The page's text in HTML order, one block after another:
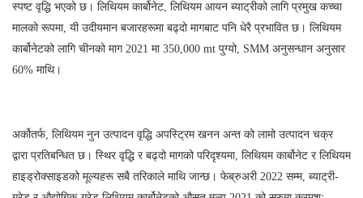
स्पष्ट वृद्धि भएको छ। लिथियम कार्बोनेट, लिथियम आयन ब्याट्रीको लागि प्रमुख कच्चा
मालको रूपमा, यी उदीयमान बजारहरूमा बढ्दो मागबाट पनि धेरै प्रभावित छ। लिथियम
कार्बोनेटको लागि चीनको माग 2021 मा 350,000 mt पुग्यो, SMM अनुसन्धान अनुसार
60% माथि।
अर्कोतर्फ, लिथियम नुन उत्पादन वृद्धि अपस्ट्रिम खनन अन्त को लामो उत्पादन चक्र
द्वारा प्रतिबन्धित छ। स्थिर वृद्धि र बढ्दो मागको परिदृश्यमा, लिथियम कार्बोनेट र लिथियम
हाइड्रोक्साइडको मूल्यहरू सबै तरिकाले माथि जान्छ। फेब्रुअरी 2022 सम्म, ब्याट्री-